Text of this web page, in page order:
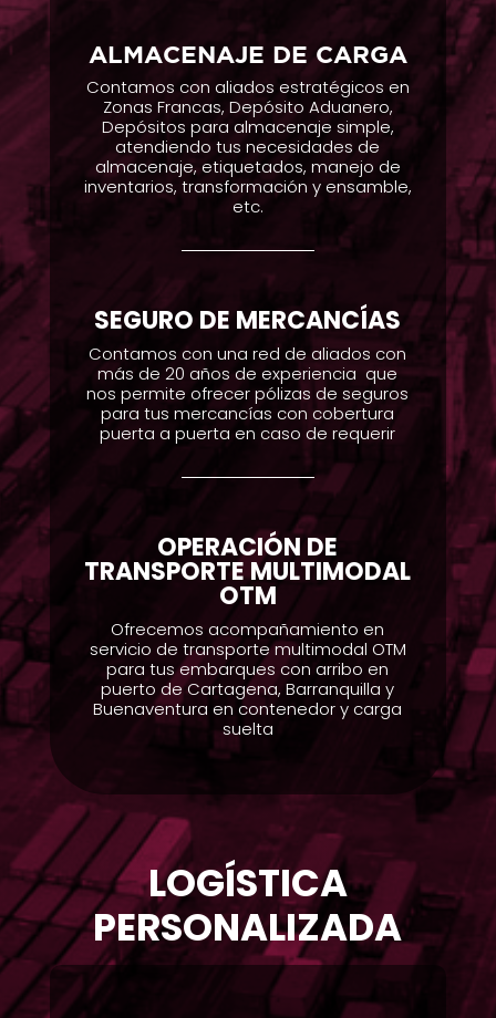
ALMACENAJE DE CARGA
Contamos con aliados estratégicos en
Zonas Francas, Depósito Aduanero,
Depósitos para almacenaje simple,
atendiendo tus necesidades de
almacenaje, etiquetados, manejo de
inventarios, transformación y ensamble,
etc.
SEGURO DE MERCANCÍAS
Contamos con una red de aliados con
más de 20 años de experiencia que
nos permite ofrecer pólizas de seguros
para tus mercancías con cobertura
puerta a puerta en caso de requerir
OPERACIÓN DE
TRANSPORTE MULTIMODAL
OTM
Ofrecemos acompañamiento en
servicio de transporte multimodal OTM
para tus embarques con arribo en
puerto de Cartagena, Barranquilla y
Buenaventura en contenedor y carga
suelta
LOGÍSTICA
PERSONALIZADA